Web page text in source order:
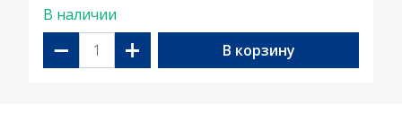
В наличии
− + В корзину